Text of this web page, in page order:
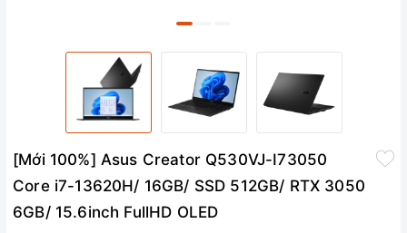
[Mới 100%] Asus Creator Q530VJ-I73050
Core i7-13620H/ 16GB/ SSD 512GB/ RTX 3050
6GB/ 15.6inch FullHD OLED